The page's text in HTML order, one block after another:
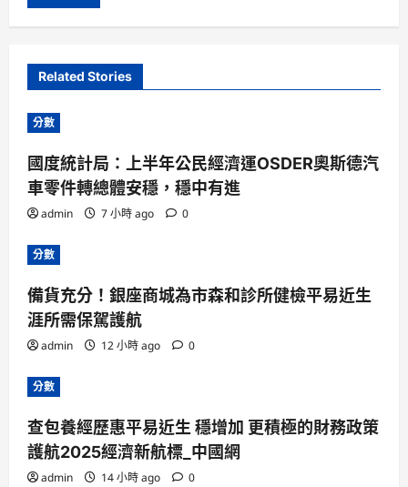
Related Stories
分數
國度統計局：上半年公民經濟運OSDER奧斯德汽
車零件轉總體安穩，穩中有進
admin 7 小時 ago 0
分數
備貨充分！銀座商城為市森和診所健檢平易近生
涯所需保駕護航
admin 12 小時 ago 0
分數
查包養經歷惠平易近生 穩增加 更積極的財務政策
護航2025經濟新航標_中國網
admin 14 小時 ago 0